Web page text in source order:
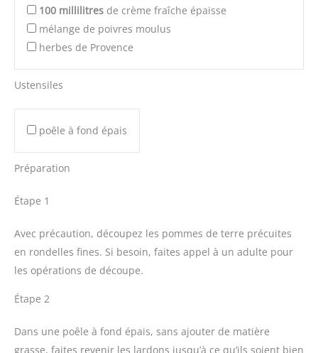
100 millilitres de crème fraîche épaisse
mélange de poivres moulus
herbes de Provence
Ustensiles
poêle à fond épais
Préparation
Étape 1
Avec précaution, découpez les pommes de terre précuites
en rondelles fines. Si besoin, faites appel à un adulte pour
les opérations de découpe.
Étape 2
Dans une poêle à fond épais, sans ajouter de matière
grasse, faites revenir les lardons jusqu’à ce qu’ils soient bien